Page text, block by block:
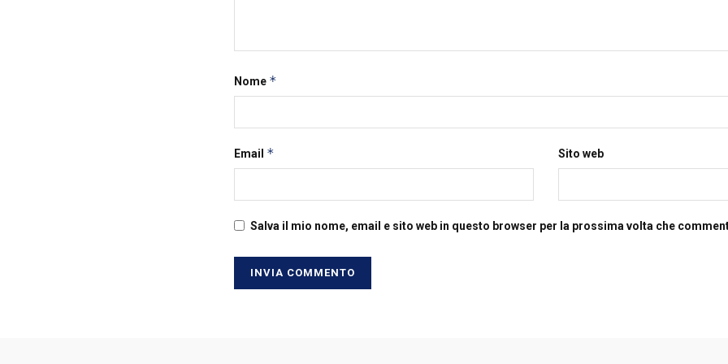
Nome *
Email * Sito web
Salva il mio nome, email e sito web in questo browser per la prossima volta che